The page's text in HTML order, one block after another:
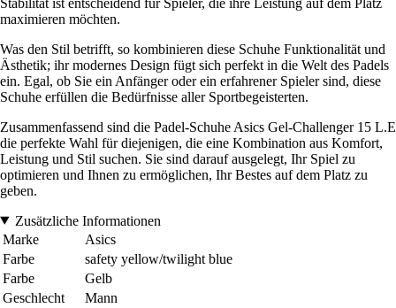
maximieren möchten.
Was den Stil betrifft, so kombinieren diese Schuhe Funktionalität und
Ästhetik; ihr modernes Design fügt sich perfekt in die Welt des Padels
ein. Egal, ob Sie ein Anfänger oder ein erfahrener Spieler sind, diese
Schuhe erfüllen die Bedürfnisse aller Sportbegeisterten.
Zusammenfassend sind die Padel-Schuhe Asics Gel-Challenger 15 L.E
die perfekte Wahl für diejenigen, die eine Kombination aus Komfort,
Leistung und Stil suchen. Sie sind darauf ausgelegt, Ihr Spiel zu
optimieren und Ihnen zu ermöglichen, Ihr Bestes auf dem Platz zu
geben.
Zusätzliche Informationen
Marke
Asics
Farbe
safety yellow/twilight blue
Farbe
Gelb
Geschlecht
Mann